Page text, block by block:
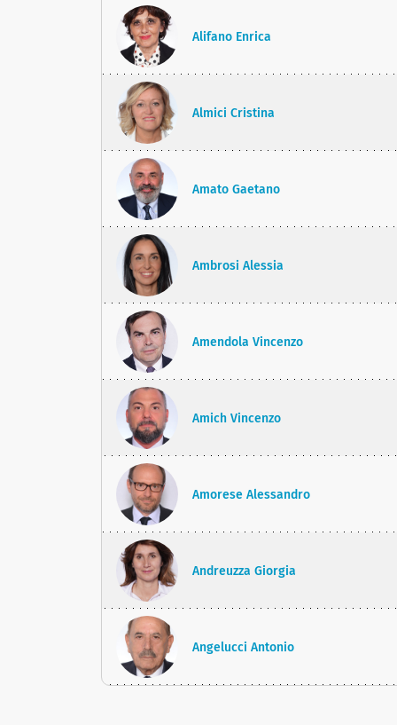
Alifano Enrica
Almici Cristina
Amato Gaetano
Ambrosi Alessia
Amendola Vincenzo
Amich Vincenzo
Amorese Alessandro
Andreuzza Giorgia
Angelucci Antonio